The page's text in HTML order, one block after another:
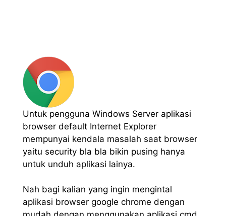
Untuk pengguna Windows Server aplikasi
browser default Internet Explorer
mempunyai kendala masalah saat browser
yaitu security bla bla bikin pusing hanya
untuk unduh aplikasi lainya.
Nah bagi kalian yang ingin mengintal
aplikasi browser google chrome dengan